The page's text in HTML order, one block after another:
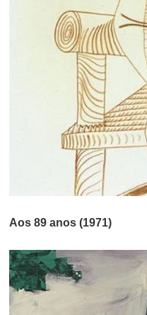
Aos 89 anos (1971)